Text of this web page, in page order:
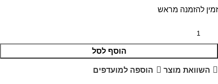
זמין להזמנה מראש
הוסף לסל
השוואת מוצר הוספה למועדפים